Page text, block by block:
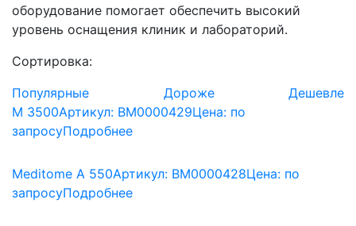
оборудование помогает обеспечить высокий
уровень оснащения клиник и лабораторий.
Сортировка:
Популярные
Дороже
Дешевле
M 3500Артикул: BM0000429Цена: по
запросуПодробнее
Meditome A 550Артикул: BM0000428Цена: по
запросуПодробнее